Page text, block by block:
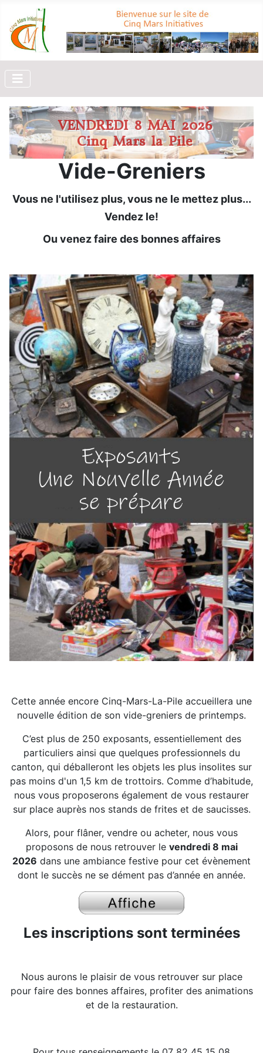
VENDREDI 8 MAI 2026
Cinq Mars la Pile
Vide-Greniers
Vous ne l'utilisez plus, vous ne le mettez plus...
Vendez le!
Ou venez faire des bonnes affaires
Cette année encore Cinq-Mars-La-Pile accueillera une
nouvelle édition de son vide-greniers de printemps.
C’est plus de 250 exposants, essentiellement des
particuliers ainsi que quelques professionnels du
canton, qui déballeront les objets les plus insolites sur
pas moins d'un 1,5 km de trottoirs. Comme d’habitude,
nous vous proposerons également de vous restaurer
sur place auprès nos stands de frites et de saucisses.
Alors, pour flâner, vendre ou acheter, nous vous
proposons de nous retrouver le vendredi 8 mai
2026 dans une ambiance festive pour cet évènement
dont le succès ne se dément pas d’année en année.
Les inscriptions sont terminées
Nous aurons le plaisir de vous retrouver sur place
pour faire des bonnes affaires, profiter des animations
et de la restauration.